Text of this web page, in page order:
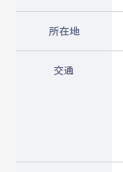
所在地
交通